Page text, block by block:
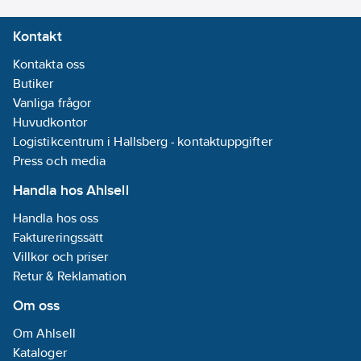
upp till 5
Kontakt
Kontakta oss
Butiker
Vanliga frågor
Huvudkontor
Logistikcentrum i Hallsberg - kontaktuppgifter
Press och media
Handla hos Ahlsell
Handla hos oss
Faktureringssätt
Villkor och priser
Retur & Reklamation
Om oss
Om Ahlsell
Kataloger